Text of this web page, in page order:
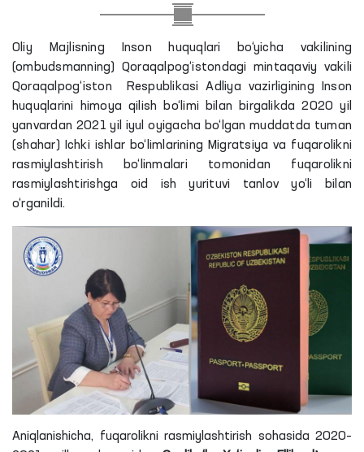
Oliy Majlisning Inson huquqlari bo‘yicha vakilining
(ombudsmanning) Qoraqalpog‘istondagi mintaqaviy vakili
Qoraqalpog‘iston Respublikasi Adliya vazirligining Inson
huquqlarini himoya qilish bo‘limi bilan birgalikda 2020 yil
yanvardan 2021 yil iyul oyigacha bo‘lgan muddatda tuman
(shahar) Ichki ishlar bo‘limlarining Migratsiya va fuqarolikni
rasmiylashtirish bo‘linmalari tomonidan fuqarolikni
rasmiylashtirishga oid ish yurituvi tanlov yo‘li bilan
o‘rganildi.
Aniqlanishicha, fuqarolikni rasmiylashtirish sohasida 2020–